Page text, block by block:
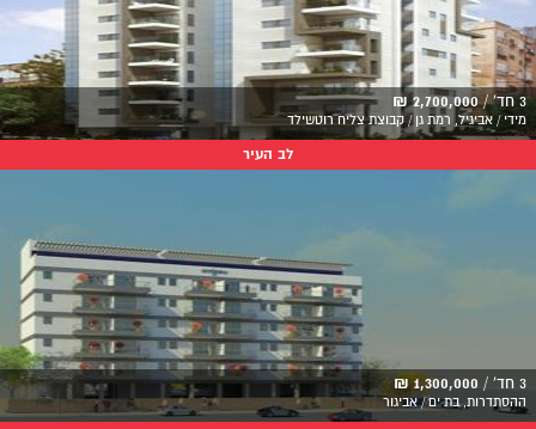
3 חד' / 2,700,000 ₪
מידי / אביגיל, רמת גן / קבוצת צליח רוטשילד
לב העיר
3 חד' / 1,300,000 ₪
ההסתדרות, בת ים / אביגור